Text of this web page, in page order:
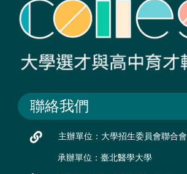
聯絡我們
主辦單位：大學招生委員會聯合會
承辦單位：臺北醫學大學